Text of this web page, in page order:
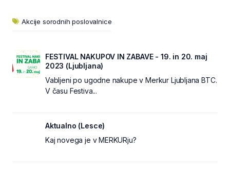
Akcije sorodnih poslovalnice
FESTIVAL NAKUPOV IN ZABAVE - 19. in 20. maj
2023 (Ljubljana)
Vabljeni po ugodne nakupe v Merkur Ljubljana BTC.
V času Festiva...
Aktualno (Lesce)
Kaj novega je v MERKURju?